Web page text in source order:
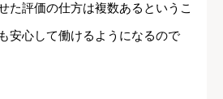
た評価の仕方は複数あるというこ
安心して働けるようになるので